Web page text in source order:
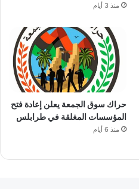
منذ 3 أيام
حراك سوق الجمعة يعلن إعادة فتح
المؤسسات المغلقة في طرابلس
منذ 6 أيام